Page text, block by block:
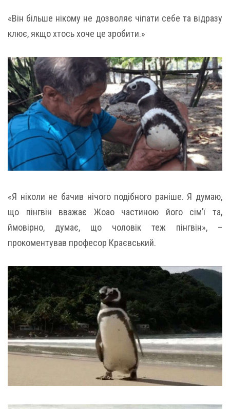
«Він більше нікому не дозволяє чіпати себе та відразу
клює, якщо хтось хоче це зробити.»
«Я ніколи не бачив нічого подібного раніше. Я думаю,
що пінгвін вважає Жоао частиною його сім’ї та,
ймовірно, думає, що чоловік теж пінгвін», –
прокоментував професор Краєвський.